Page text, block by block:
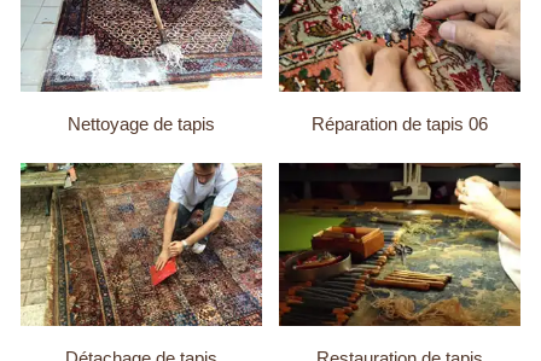
Nettoyage de tapis Réparation de tapis 06